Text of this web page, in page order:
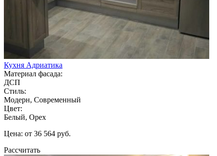
Кухня Адриатика
Материал фасада:
ДСП
Стиль:
Модерн, Современный
Цвет:
Белый, Орех
Цена: от 36 564 руб.
Рассчитать